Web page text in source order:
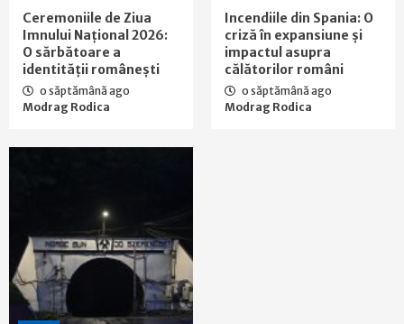
Ceremoniile de Ziua
Imnului Național 2026:
O sărbătoare a
identității românești
o săptămână ago
Modrag Rodica
Incendiile din Spania: O
criză în expansiune și
impactul asupra
călătorilor români
o săptămână ago
Modrag Rodica